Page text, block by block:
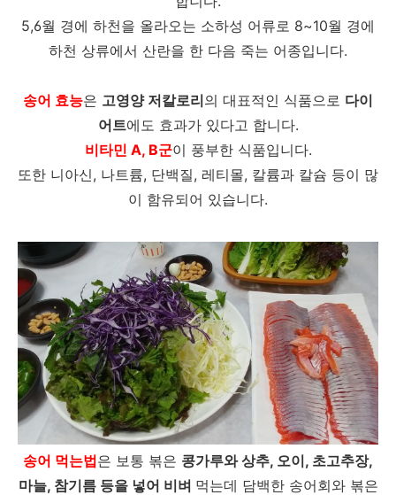
5,6월 경에 하천을 올라오는 소하성 어류로 8~10월 경에
하천 상류에서 산란을 한 다음 죽는 어종입니다.
송어 효능은 고영양 저칼로리의 대표적인 식품으로 다이
어트에도 효과가 있다고 합니다.
비타민 A, B군이 풍부한 식품입니다.
또한 니아신, 나트륨, 단백질, 레티몰, 칼륨과 칼슘 등이 많
이 함유되어 있습니다.
송어 먹는법은 보통 볶은 콩가루와 상추, 오이, 초고추장,
마늘, 참기름 등을 넣어 비벼 먹는데 담백한 송어회와 볶은